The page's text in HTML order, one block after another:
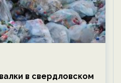
в свердловском